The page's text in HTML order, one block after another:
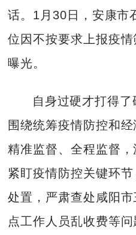
话。1月30日，安康市
位因不按要求上报疫
曝光。
自身过硬才打得
围绕统筹疫情防控和经
精准监督、全程监督，
紧盯疫情防控关键环
处置，严肃查处咸阳
点工作人员乱收费等